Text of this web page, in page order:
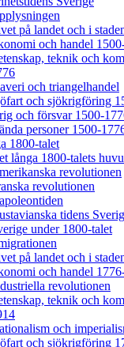
på landet och i
och handel
teknik och
och triangelhandel
och sjökrigföring
och försvar 1500-
personer 1500-
1800-talet
långa 1800-talets
revolutionen
revolutionen
tidens
under 1800-talet
på landet och i
och handel
revolutionen
teknik och
och
och sjökrigföring